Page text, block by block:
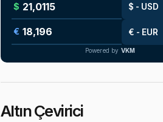
$
€
Powered by VKM
Altın Çevirici